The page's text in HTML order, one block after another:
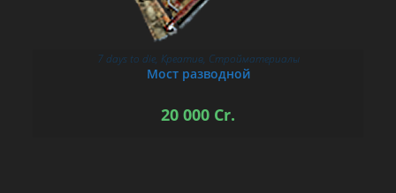
В КОРЗИНУ
7 days to die, Креатив, Стройматериалы
Мост разводной
20 000 Cr.